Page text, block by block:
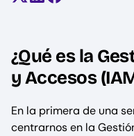
¿Qué es la
y Accesos
En la primera de una
centrarnos en la